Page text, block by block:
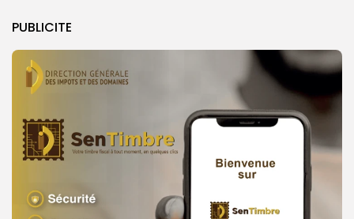
PUBLICITE